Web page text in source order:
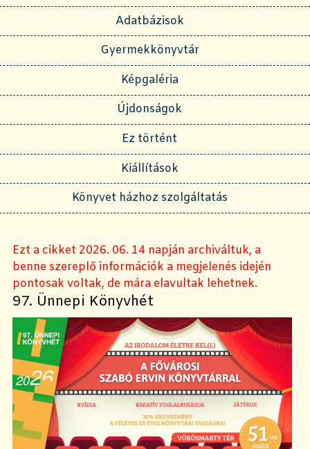
Adatbázisok
Gyermekkönyvtár
Képgaléria
Újdonságok
Ez történt
Kiállítások
Könyvet házhoz szolgáltatás
Ezt a cikket 2026. 06. 14 napján archiváltuk, a
benne szereplő információk a megjelenés idején
pontosak voltak, de mára elavultak lehetnek.
97. Ünnepi Könyvhét